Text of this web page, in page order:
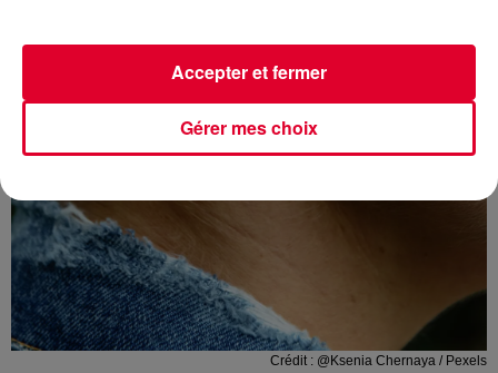
Crédit : @Ksenia Chernaya / Pexels
Gérer mes choix
Accepter et fermer